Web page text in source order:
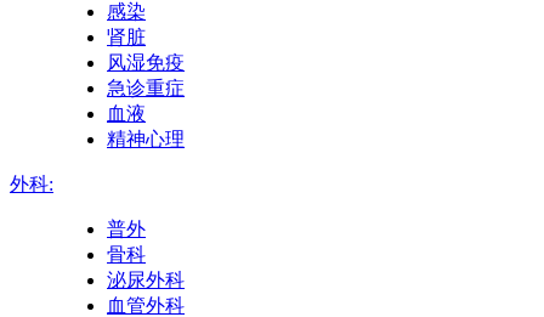
感染
肾脏
风湿免疫
急诊重症
血液
精神心理
外科:
普外
骨科
泌尿外科
血管外科